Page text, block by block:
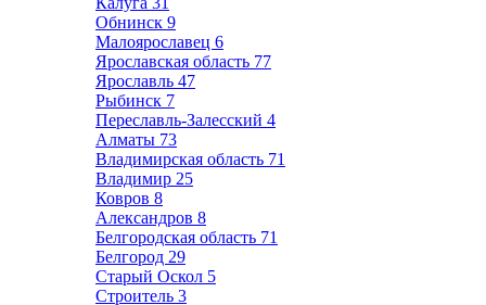
Обнинск 9
Малоярославец 6
Ярославская область 77
Ярославль 47
Рыбинск 7
Переславль-Залесский 4
Алматы 73
Владимирская область 71
Владимир 25
Ковров 8
Александров 8
Белгородская область 71
Белгород 29
Старый Оскол 5
Строитель 3